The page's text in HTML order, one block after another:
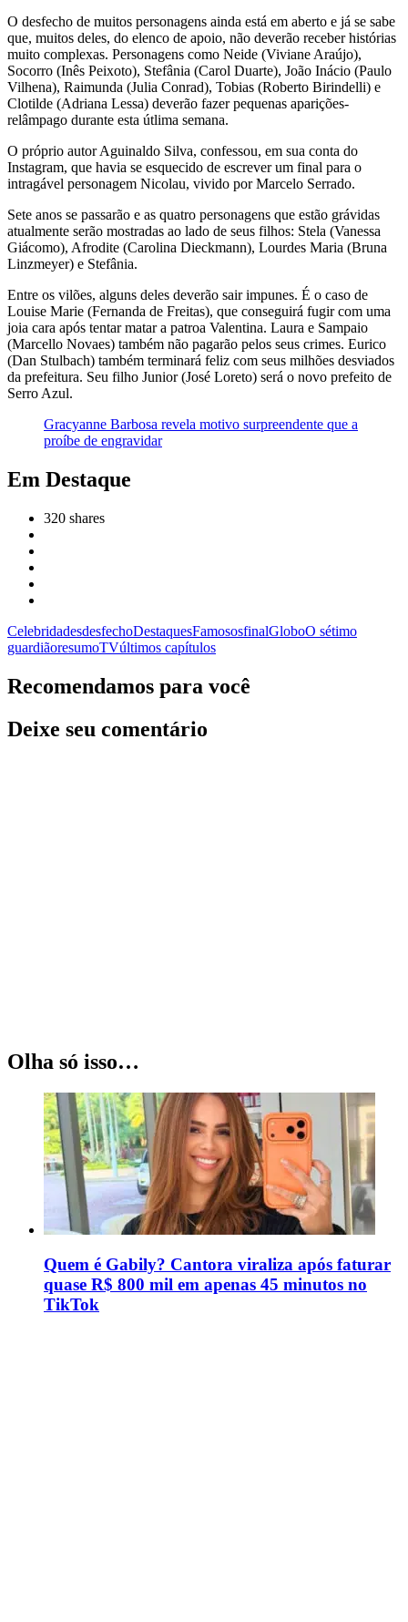
O desfecho de muitos personagens ainda está em aberto e já se sabe
que, muitos deles, do elenco de apoio, não deverão receber histórias
muito complexas. Personagens como Neide (Viviane Araújo),
Socorro (Inês Peixoto), Stefânia (Carol Duarte), João Inácio (Paulo
Vilhena), Raimunda (Julia Conrad), Tobias (Roberto Birindelli) e
Clotilde (Adriana Lessa) deverão fazer pequenas aparições-
relâmpago durante esta útlima semana.
O próprio autor Aguinaldo Silva, confessou, em sua conta do
Instagram, que havia se esquecido de escrever um final para o
intragável personagem Nicolau, vivido por Marcelo Serrado.
Sete anos se passarão e as quatro personagens que estão grávidas
atualmente serão mostradas ao lado de seus filhos: Stela (Vanessa
Giácomo), Afrodite (Carolina Dieckmann), Lourdes Maria (Bruna
Linzmeyer) e Stefânia.
Entre os vilões, alguns deles deverão sair impunes. É o caso de
Louise Marie (Fernanda de Freitas), que conseguirá fugir com uma
joia cara após tentar matar a patroa Valentina. Laura e Sampaio
(Marcello Novaes) também não pagarão pelos seus crimes. Eurico
(Dan Stulbach) também terminará feliz com seus milhões desviados
da prefeitura. Seu filho Junior (José Loreto) será o novo prefeito de
Serro Azul.
Gracyanne Barbosa revela motivo surpreendente que a
proíbe de engravidar
Em Destaque
320 shares
CelebridadesdesfechoDestaquesFamososfinalGloboO sétimo
guardiãoresumoTVúltimos capítulos
Recomendamos para você
Deixe seu comentário
Olha só isso…
Quem é Gabily? Cantora viraliza após faturar
quase R$ 800 mil em apenas 45 minutos no
TikTok